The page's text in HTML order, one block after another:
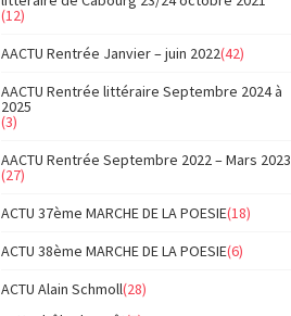
(12)
AACTU Rentrée Janvier – juin 2022(42)
AACTU Rentrée littéraire Septembre 2024 à
2025
(3)
AACTU Rentrée Septembre 2022 – Mars 2023
(27)
ACTU 37ème MARCHE DE LA POESIE(18)
ACTU 38ème MARCHE DE LA POESIE(6)
ACTU Alain Schmoll(28)